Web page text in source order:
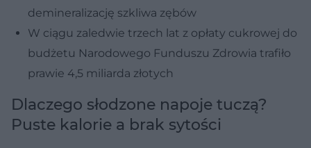
demineralizację szkliwa zębów
W ciągu zaledwie trzech lat z opłaty cukrowej do
budżetu Narodowego Funduszu Zdrowia trafiło
prawie 4,5 miliarda złotych
Dlaczego słodzone napoje tuczą?
Puste kalorie a brak sytości